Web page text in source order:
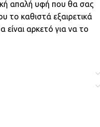
απαλή υφή που θα σας
το καθιστά εξαιρετικά
είναι αρκετό για να το